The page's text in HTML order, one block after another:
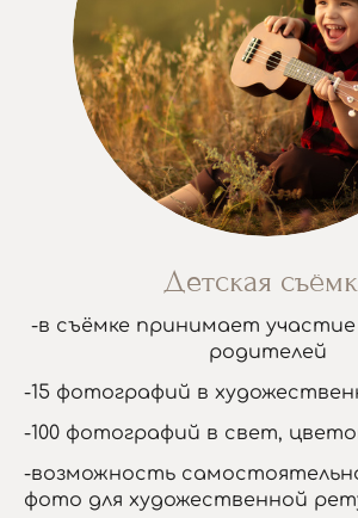
Детская
-в съёмке принимает участие
родителей
-15 фотографий в
-100 фотографий в свет,
-возможность
фото для художественной